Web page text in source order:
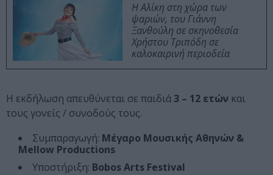
Η Αλίκη στη χώρα των
ψαριών, του Γιάννη
Ξανθούλη σε σκηνοθεσία
Χρήστου Τριπόδη σε
καλοκαιρινή περιοδεία
Η εκδήλωση απευθύνεται σε παιδιά3 – 12 ετών και
τους γονείς / συνοδούς τους.
Συμπαραγωγή: Μέγαρο Μουσικής Αθηνών &
Mellow Productions
Υποστήριξη: Bobos Arts Festival